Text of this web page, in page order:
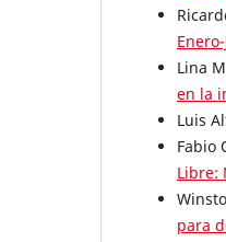
Lina
en la
Luis
Fabio
Libre:
para